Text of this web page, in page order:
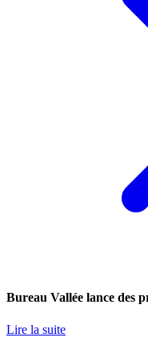
Bureau Vallée lance des
Lire la suite